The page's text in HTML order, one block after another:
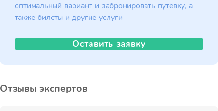
оптимальный вариант и забронировать путёвку, а
также билеты и другие услуги
Оставить заявку
Отзывы экспертов